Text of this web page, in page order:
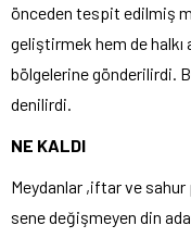
önceden tespit edilmiş
geliştirmek hem de
bölgelerine gönderilirdi.
denilirdi.
NE KALDI
Meydanlar ,iftar ve
sene değişmeyen din